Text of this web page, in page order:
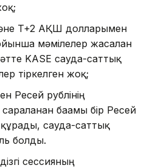
T+2 АҚШ долларымен
мәмілелер жасалған
KASE сауда-саттық
тіркелген жоқ;
Ресей рублінің
бағамы бір Ресей
құрады, сауда-саттық
болды.
сессияның